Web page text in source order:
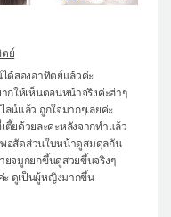
ย์
ด้สองอาทิตย์แล้วค่ะ
ให้เห็นตอนหน้าจริงค่ะฮ่าๆ
ลน์แล้ว ถูกใจมากๆเลยค่ะ
ตี้ยด้วยละคะหลังจากทำแล้ว
พอสัดส่วนใบหน้าดูสมดุลกัน
ยจมูกยกขึ้นดูสวยขึ้นจริงๆ
ดูเป็นผู้หญิงมากขึ้น